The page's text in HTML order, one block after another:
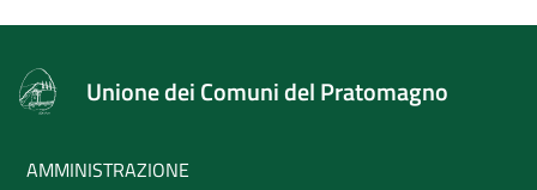
Unione dei Comuni del Pratomagno
AMMINISTRAZIONE